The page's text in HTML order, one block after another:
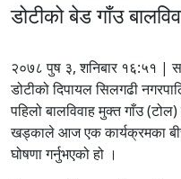
डोटीको बेड गाँउ
२०७८ पुष ३, शनिबार १६:५१ |
डोटीको दिपायल सिलगढी
पहिलो बालविवाह मुक्त गाँउ
खड्काले आज एक कार्यक्रमका
घोषणा गर्नुभएको हो ।